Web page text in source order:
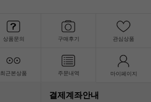
상품문의 구매후기 관심상품
최근본상품 주문내역 마이페이지
결제계좌안내